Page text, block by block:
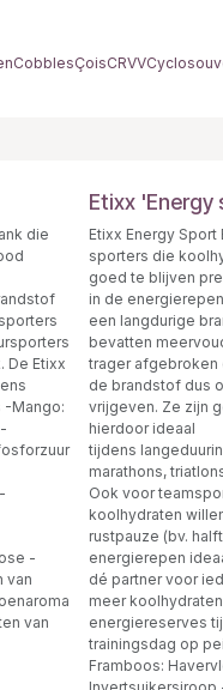
CobblesÇoisCRVV
die
De Etixx
-Mango:
-
van
van
Etixx 'Energy
Etixx Energy
sporters die
goed te blijven
in de
een langdurige
bevatten
trager afgebroken
de brandstof dus
vrijgeven. Ze zijn
hierdoor ideaal
tijdens
marathons,
Ook voor
koolhydraten
rustpauze (bv.
energierepen
dé partner voor
meer
energiereserves
trainingsdag op
Framboos: